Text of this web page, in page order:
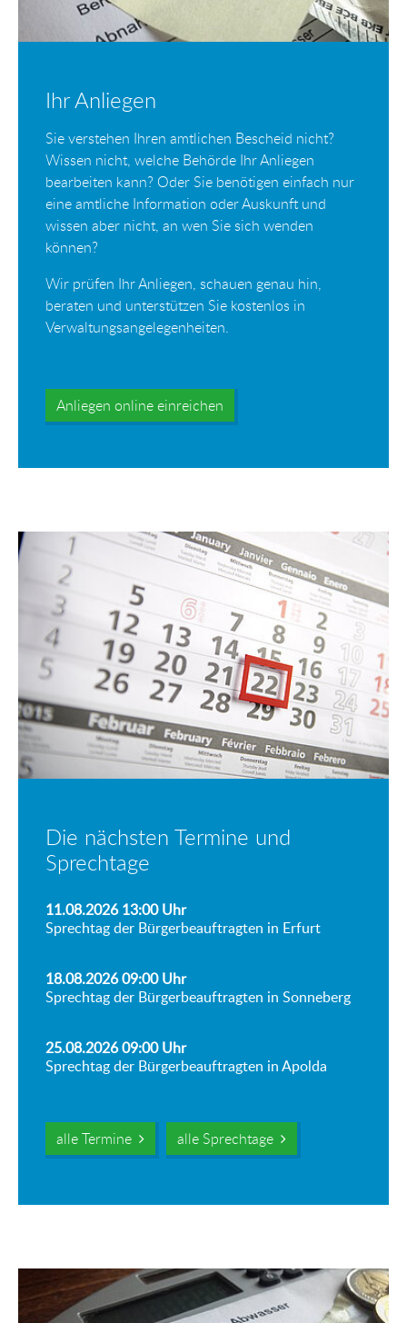
Ihr Anliegen
Sie verstehen Ihren amtlichen Bescheid nicht?
Wissen nicht, welche Behörde Ihr Anliegen
bearbeiten kann? Oder Sie benötigen einfach nur
eine amtliche Information oder Auskunft und
wissen aber nicht, an wen Sie sich wenden
können?
Wir prüfen Ihr Anliegen, schauen genau hin,
beraten und unterstützen Sie kostenlos in
Verwaltungsangelegenheiten.
Anliegen online einreichen
Die nächsten Termine und
Sprechtage
11.08.2026 13:00Uhr
Sprechtag der Bürgerbeauftragten in Erfurt
18.08.2026 09:00Uhr
Sprechtag der Bürgerbeauftragten in Sonneberg
25.08.2026 09:00Uhr
Sprechtag der Bürgerbeauftragten in Apolda
alle Termine alle Sprechtage